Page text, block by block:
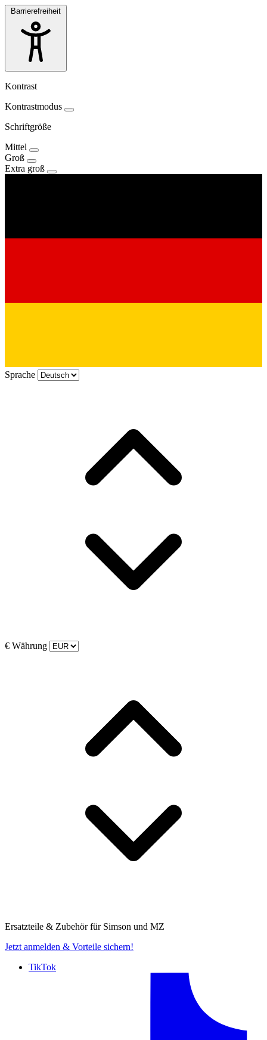
Barrierefreiheit
Kontrast
Kontrastmodus
Schriftgröße
Mittel
Groß
Extra groß
Sprache
€ Währung
Ersatzteile & Zubehör für Simson und MZ
Jetzt anmelden & Vorteile sichern!
TikTok